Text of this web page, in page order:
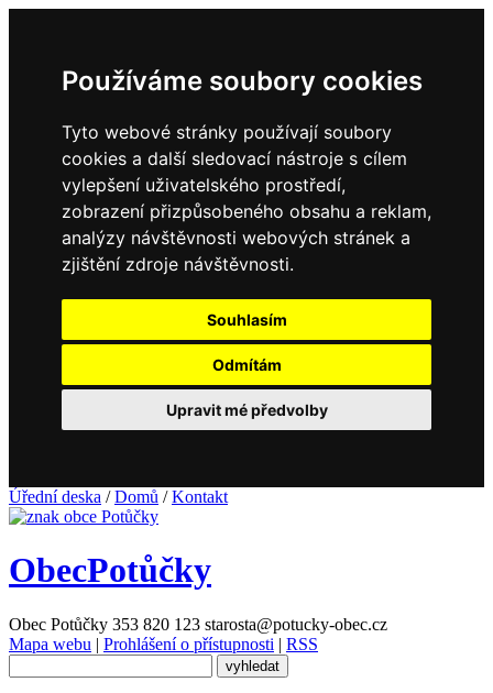
Používáme soubory cookies
Tyto webové stránky používají soubory
cookies a další sledovací nástroje s cílem
vylepšení uživatelského prostředí,
zobrazení přizpůsobeného obsahu a reklam,
analýzy návštěvnosti webových stránek a
zjištění zdroje návštěvnosti.
Souhlasím
Odmítám
Upravit mé předvolby
Úřední deska / Domů / Kontakt
ObecPotůčky
Obec Potůčky 353 820 123 starosta@potucky-obec.cz
Mapa webu | Prohlášení o přístupnosti | RSS